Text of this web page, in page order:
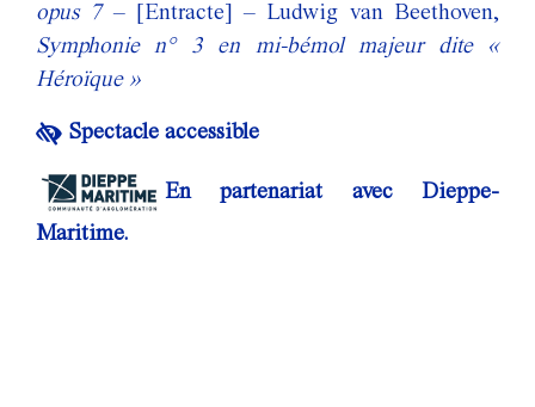
opus 7– [Entracte] – Ludwig van Beethoven,
Symphonie n° 3 en mi-bémol majeur dite «
Héroïque »
Spectacle accessible
En partenariat avec Dieppe-
Maritime.